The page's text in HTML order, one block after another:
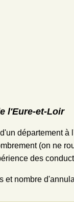
l'Eure-et-Loir
département à
(on ne
des
et nombre